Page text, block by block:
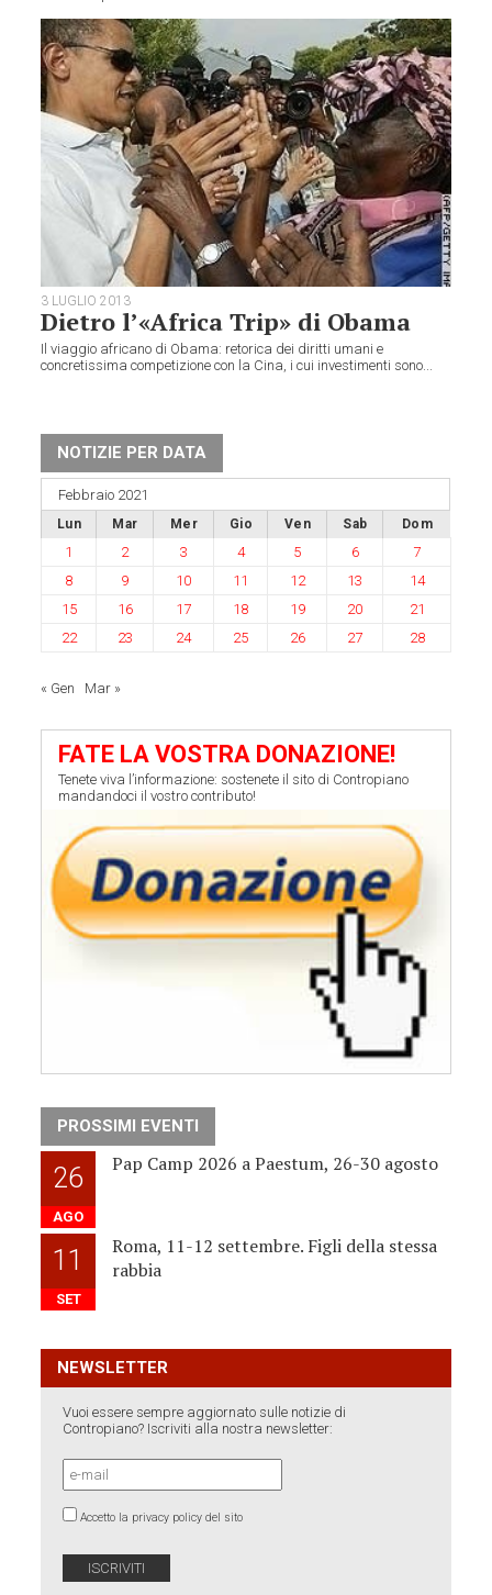
3 LUGLIO 2013
Dietro l’«Africa Trip» di Obama
Il viaggio africano di Obama: retorica dei diritti umani e
concretissima competizione con la Cina, i cui investimenti sono...
NOTIZIE PER DATA
Febbraio 2021
Lun Mar Mer Gio Ven Sab Dom
1 2 3 4 5 6
7
8
9 10 11 12 13
14
15
16 17 18 19 20
21
22
23 24 25 26 27 28
« Gen Mar »
FATE LA VOSTRA DONAZIONE!
Tenete viva l’informazione: sostenete il sito di Contropiano
mandandoci il vostro contributo!
PROSSIMI EVENTI
26
AGO
Pap Camp 2026 a Paestum, 26-30 agosto
11
SET
Roma, 11-12 settembre. Figli della stessa
rabbia
NEWSLETTER
Vuoi essere sempre aggiornato sulle notizie di
Contropiano? Iscriviti alla nostra newsletter:
Accetto la privacy policy del sito